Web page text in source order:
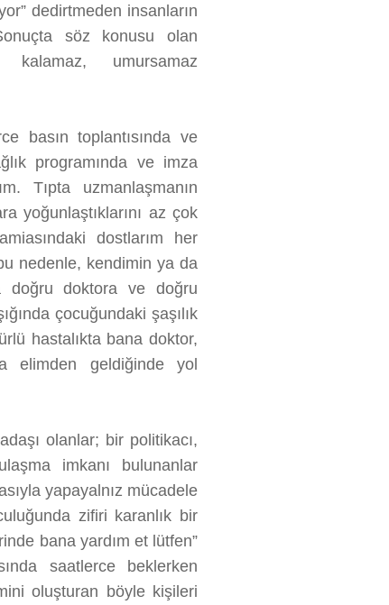
dedirtmeden insanların
söz konusu olan
kalamaz, umursamaz
basın toplantısında ve
programında ve imza
Tıpta uzmanlaşmanın
yoğunlaştıklarını az çok
dostlarım her
nedenle, kendimin ya da
doğru doktora ve doğru
çocuğundaki şaşılık
hastalıkta bana doktor,
elimden geldiğinde yol
olanlar; bir politikacı,
imkanı bulunanlar
yapayalnız mücadele
zifiri karanlık bir
bana yardım et lütfen”
saatlerce beklerken
oluşturan böyle kişileri